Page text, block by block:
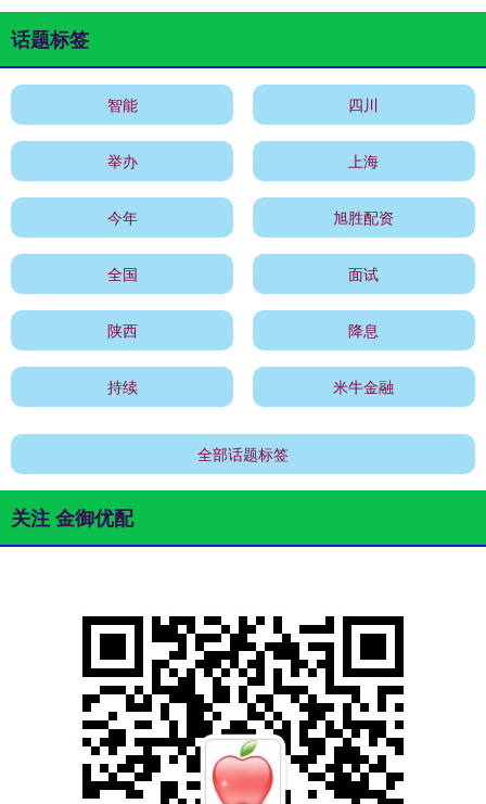
话题标签
智能 四川
举办 上海
今年 旭胜配资
全国 面试
陕西 降息
持续 米牛金融
全部话题标签
关注 金御优配